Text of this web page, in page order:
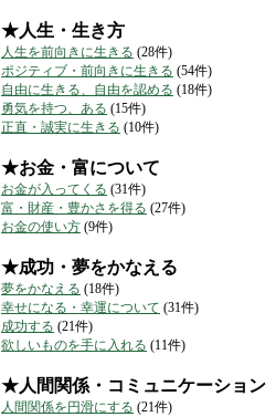
★人生・生き方
人生を前向きに生きる (28件)
ポジティブ・前向きに生きる (54件)
自由に生きる、自由を認める (18件)
勇気を持つ、ある (15件)
正直・誠実に生きる (10件)
★お金・富について
お金が入ってくる (31件)
富・財産・豊かさを得る (27件)
お金の使い方 (9件)
★成功・夢をかなえる
夢をかなえる (18件)
幸せになる・幸運について (31件)
成功する (21件)
欲しいものを手に入れる (11件)
★人間関係・コミュニケーション
人間関係を円滑にする (21件)